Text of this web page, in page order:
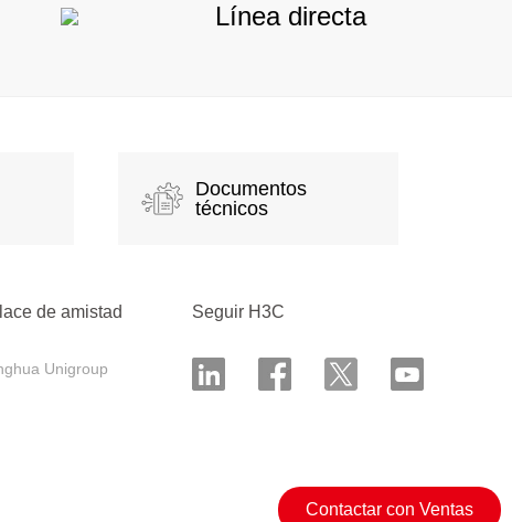
Línea directa
Documentos
técnicos
de amistad
Unigroup
Seguir H3C
Contactar con Ventas